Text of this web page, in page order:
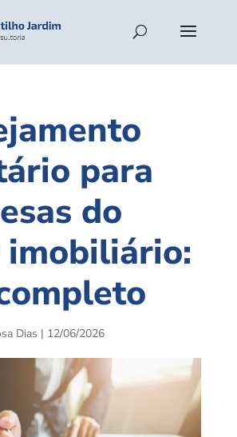
para
do
Dias | 12/06/2026